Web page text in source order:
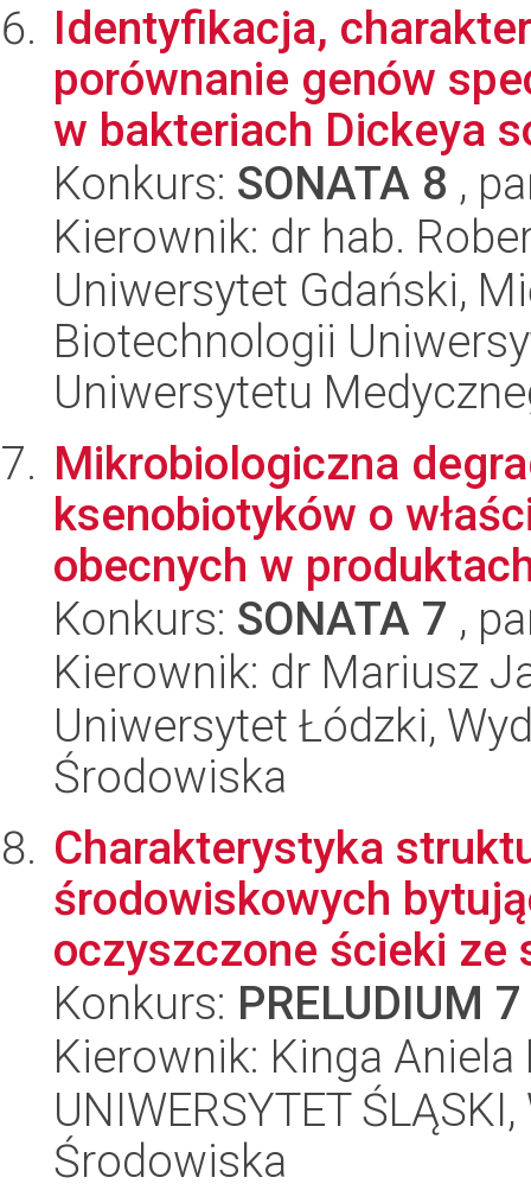
Identyfikacja,
porównanie genów
w bakteriach Dickeya
Konkurs: SONATA 8 ,
Kierownik: dr hab.
Uniwersytet Gdański,
Biotechnologii
Uniwersytetu
Mikrobiologiczna
ksenobiotyków o
obecnych w
Konkurs: SONATA 7 ,
Kierownik: dr Mariusz
Uniwersytet Łódzki,
Środowiska
Charakterystyka
środowiskowych
oczyszczone ścieki ze
Konkurs: PRELUDIUM 7
Kierownik: Kinga
UNIWERSYTET
Środowiska